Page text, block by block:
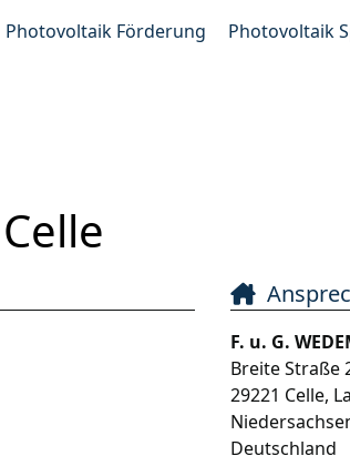
Photovoltaik Förderung Photovoltaik
F. u. G.
Breite Straße
29221 Celle,
Deutschland